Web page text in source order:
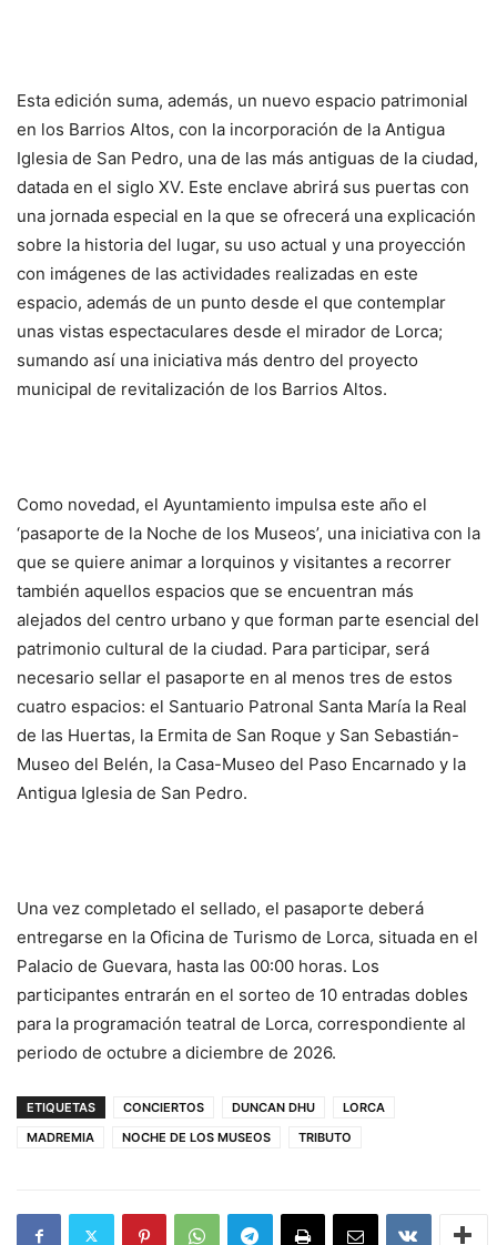
Esta edición suma, además, un nuevo espacio patrimonial
en los Barrios Altos, con la incorporación de la Antigua
Iglesia de San Pedro, una de las más antiguas de la ciudad,
datada en el siglo XV. Este enclave abrirá sus puertas con
una jornada especial en la que se ofrecerá una explicación
sobre la historia del lugar, su uso actual y una proyección
con imágenes de las actividades realizadas en este
espacio, además de un punto desde el que contemplar
unas vistas espectaculares desde el mirador de Lorca;
sumando así una iniciativa más dentro del proyecto
municipal de revitalización de los Barrios Altos.
Como novedad, el Ayuntamiento impulsa este año el
‘pasaporte de la Noche de los Museos’, una iniciativa con la
que se quiere animar a lorquinos y visitantes a recorrer
también aquellos espacios que se encuentran más
alejados del centro urbano y que forman parte esencial del
patrimonio cultural de la ciudad. Para participar, será
necesario sellar el pasaporte en al menos tres de estos
cuatro espacios: el Santuario Patronal Santa María la Real
de las Huertas, la Ermita de San Roque y San Sebastián-
Museo del Belén, la Casa-Museo del Paso Encarnado y la
Antigua Iglesia de San Pedro.
Una vez completado el sellado, el pasaporte deberá
entregarse en la Oficina de Turismo de Lorca, situada en el
Palacio de Guevara, hasta las 00:00 horas. Los
participantes entrarán en el sorteo de 10 entradas dobles
para la programación teatral de Lorca, correspondiente al
periodo de octubre a diciembre de 2026.
ETIQUETAS CONCIERTOS DUNCAN DHU
LORCA
MADREMIA
NOCHE DE LOS MUSEOS TRIBUTO